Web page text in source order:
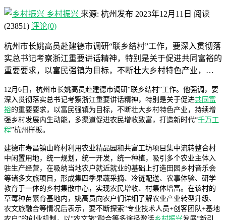
乡村振兴 来源: 杭州发布 2023年12月11日 阅读
(23851) 评论(0)
杭州市长姚高员赴建德市调研“联乡结村”工作，要深入贯彻落
实总书记考察浙江重要讲话精神，特别是关于促进共同富裕的
重要要求，以富民强镇为目标，不断壮大乡村特色产业，…
12月6日，杭州市长姚高员赴建德市调研“联乡结村”工作。他强调，要
深入贯彻落实总书记考察浙江重要讲话精神，特别是关于促进共同富
裕的重要要求，以富民强镇为目标，不断壮大乡村特色产业，持续增
强乡村发展内生动能，多渠道促进农民增收致富，打造新时代“千万工
程”杭州样板。
建德市寿昌镇山峰村利用农业精品园和共富工坊项目集中流转整合村
中闲置用地，统一规划，统一开发，统一种植，吸引多个农业主体入
驻生产经营，在吸纳当地农户就近就业的基础上打造田园乡村音乐会
等诸多文旅项目，形成集四季果蔬采摘、冷链配送、农事体验、研学
教育于一体的乡村集散中心，实现农民增收、村集体增富。在该村的
草莓种苗繁育基地内，姚高员向农户们详细了解农业产业转型升级、
农文旅融合等情况后表示，要不断探索“专业技术人员+创客团队+基地